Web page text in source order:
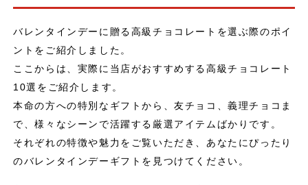
バレンタインデーに贈る高級チョコレートを選ぶ際のポイ
ントをご紹介しました。
ここからは、実際に当店がおすすめする高級チョコレート
10選をご紹介します。
本命の方への特別なギフトから、友チョコ、義理チョコま
で、様々なシーンで活躍する厳選アイテムばかりです。
それぞれの特徴や魅力をご覧いただき、あなたにぴったり
のバレンタインデーギフトを見つけてください。